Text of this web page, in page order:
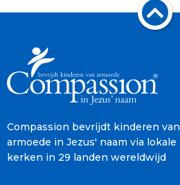
Compassion bevrijdt kinderen van
armoede in Jezus' naam via lokale
kerken in 29 landen wereldwijd